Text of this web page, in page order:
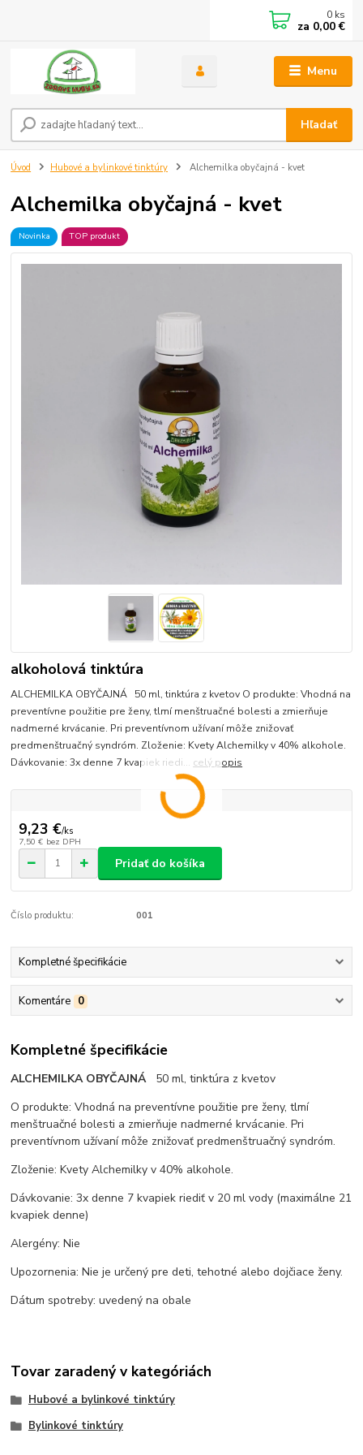
Menu
Hľadať
0 ks
za 0,00 €
Úvod Hubové a bylinkové tinktúry Alchemilka obyčajná - kvet
Alchemilka obyčajná - kvet
Novinka TOP produkt
alkoholová tinktúra
ALCHEMILKA OBYČAJNÁ 50 ml, tinktúra z kvetov O produkte: Vhodná na
preventívne použitie pre ženy, tlmí menštruačné bolesti a zmierňuje
nadmerné krvácanie. Pri preventívnom užívaní môže znižovať
predmenštruačný syndróm. Zloženie: Kvety Alchemilky v 40% alkohole.
Dávkovanie: 3x denne 7 kvapiek riedi... celý popis
9,23 €/ks
7,50 € bez DPH
Pridať do košíka
Číslo produktu: 001
Kompletné špecifikácie
Komentáre 0
Kompletné špecifikácie
ALCHEMILKA OBYČAJNÁ50 ml, tinktúra z kvetov
O produkte: Vhodná na preventívne použitie pre ženy, tlmí
menštruačné bolesti a zmierňuje nadmerné krvácanie. Pri
preventívnom užívaní môže znižovať predmenštruačný syndróm.
Zloženie: Kvety Alchemilky v 40% alkohole.
Dávkovanie: 3x denne 7 kvapiek riediť v 20 ml vody (maximálne 21
kvapiek denne)
Alergény: Nie
Upozornenia: Nie je určený pre deti, tehotné alebo dojčiace ženy.
Dátum spotreby: uvedený na obale
Tovar zaradený v kategóriách
Hubové a bylinkové tinktúry
Bylinkové tinktúry